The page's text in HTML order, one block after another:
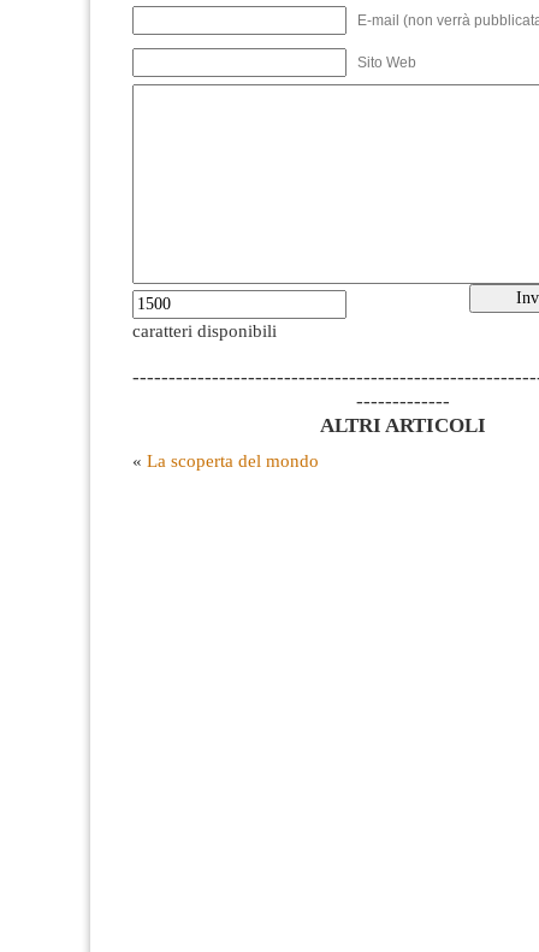
E-mail (non verrà
Sito Web
caratteri disponibili
-------------
ALTRI ARTICOLI
« La scoperta del mondo